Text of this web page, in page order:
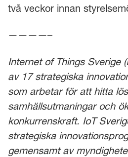
två veckor innan
————–
Internet of Things Sverige
av 17 strategiska
som arbetar för att hitta
samhällsutmaningar och
konkurrenskraft. IoT
strategiska
gemensamt av